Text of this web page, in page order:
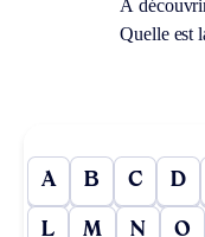
À
Quelle est
A B C D
L M N O